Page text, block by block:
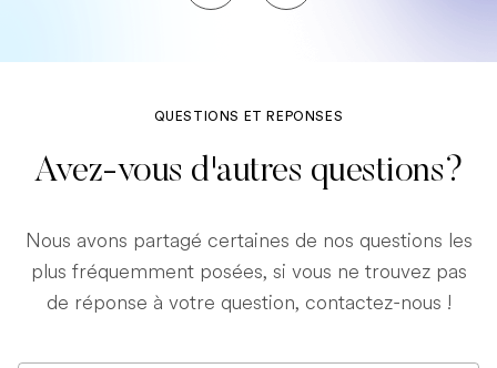
QUESTIONS ET REPONSES
Avez-vous d'autres questions?
Nous avons partagé certaines de nos questions les
plus fréquemment posées, si vous ne trouvez pas
de réponse à votre question, contactez-nous !